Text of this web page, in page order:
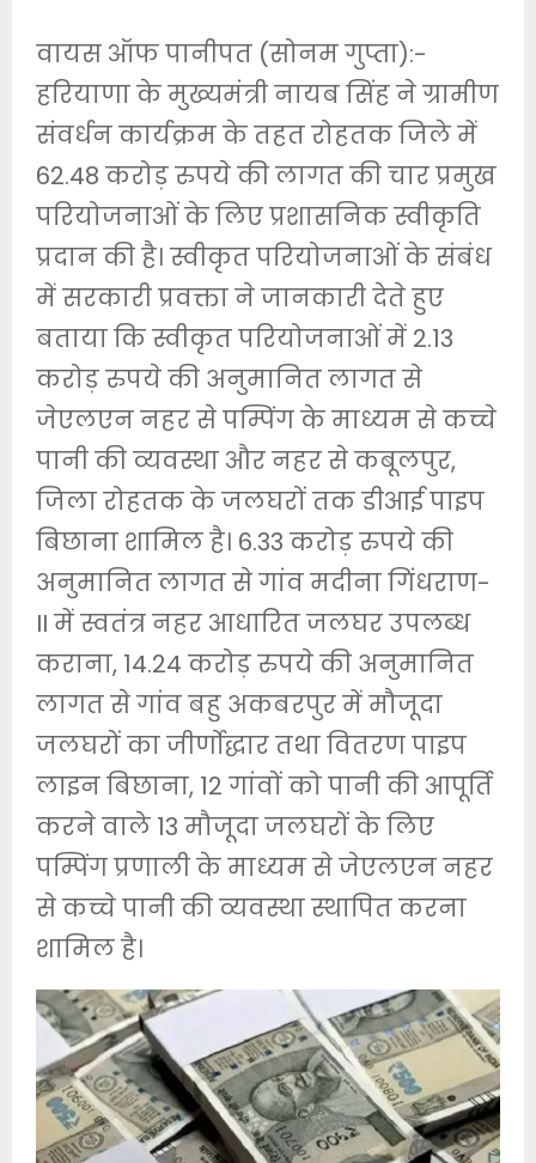
वायस ऑफ पानीपत (सोनम गुप्ता):-
हरियाणा के मुख्यमंत्री नायब सिंह ने ग्रामीण
संवर्धन कार्यक्रम के तहत रोहतक जिले में
62.48 करोड़ रुपये की लागत की चार प्रमुख
परियोजनाओं के लिए प्रशासनिक स्वीकृति
प्रदान की है। स्वीकृत परियोजनाओं के संबंध
में सरकारी प्रवक्ता ने जानकारी देते हुए
बताया कि स्वीकृत परियोजनाओं में 2.13
करोड़ रुपये की अनुमानित लागत से
जेएलएन नहर से पम्पिंग के माध्यम से कच्चे
पानी की व्यवस्था और नहर से कबूलपुर,
जिला रोहतक के जलघरों तक डीआई पाइप
बिछाना शामिल है। 6.33 करोड़ रुपये की
अनुमानित लागत से गांव मदीना गिंधराण-
II में स्वतंत्र नहर आधारित जलघर उपलब्ध
कराना, 14.24 करोड़ रुपये की अनुमानित
लागत से गांव बहु अकबरपुर में मौजूदा
जलघरों का जीर्णोद्धार तथा वितरण पाइप
लाइन बिछाना, 12 गांवों को पानी की आपूर्ति
करने वाले 13 मौजूदा जलघरों के लिए
पम्पिंग प्रणाली के माध्यम से जेएलएन नहर
से कच्चे पानी की व्यवस्था स्थापित करना
शामिल है।